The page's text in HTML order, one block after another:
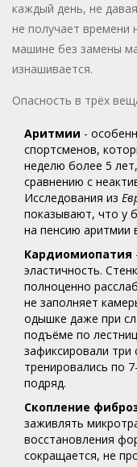
каждый день, не
не получает времени
машине без замены
изнашивается.
Опасность в трёх
Аритмии -
спортсменов,
неделю более 5
сравнению с
Исследования из
показывают, что у
на пенсию аритмии
Кардиомиопатия
эластичность.
полноценно
не заполняет
одышке даже при
подъёме по
зафиксировали три
тренировались по
подряд.
Скопление
заживлять
восстановления
сокращается, не